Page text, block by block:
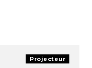
Projecteur